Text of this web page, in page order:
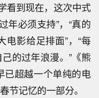
看到现在，这次中式
年必须支持”，“真的
影给足排面”，“每
的过年浪漫。”《熊
已超越一个单纯的电
节记忆的一部分。